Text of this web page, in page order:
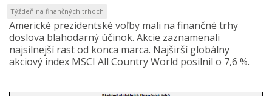
Týždeň na finančných trhoch
Americké prezidentské voľby mali na finančné trhy
doslova blahodarný účinok. Akcie zaznamenali
najsilnejší rast od konca marca. Najširší globálny
akciový index MSCI All Country World posilnil o 7,6 %.